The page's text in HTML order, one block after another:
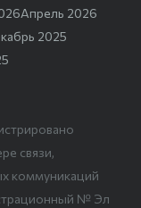
Апрель 2026
2025
связи,
коммуникаций
№ Эл